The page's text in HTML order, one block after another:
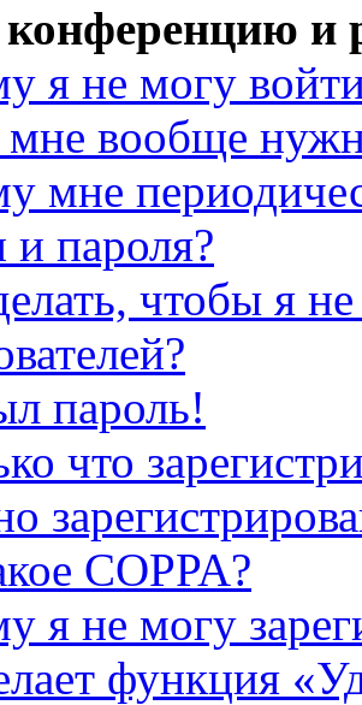
и
я не могу
вообще
мне
пароля?
чтобы я
пароль!
что
COPPA?
я не могу
функция